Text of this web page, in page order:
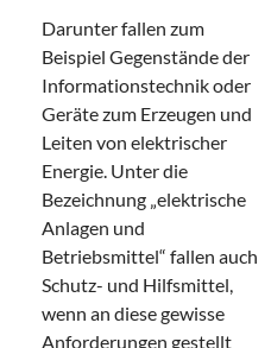
Darunter fallen zum
Beispiel Gegenstände der
Informationstechnik oder
Geräte zum Erzeugen und
Leiten von elektrischer
Energie. Unter die
Bezeichnung „elektrische
Anlagen und
Betriebsmittel“ fallen auch
Schutz- und Hilfsmittel,
wenn an diese gewisse
Anforderungen gestellt